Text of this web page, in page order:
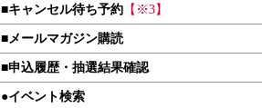
■キャンセル待ち予約 【※3】
■メールマガジン購読
■申込履歴・抽選結果確認
●イベント検索